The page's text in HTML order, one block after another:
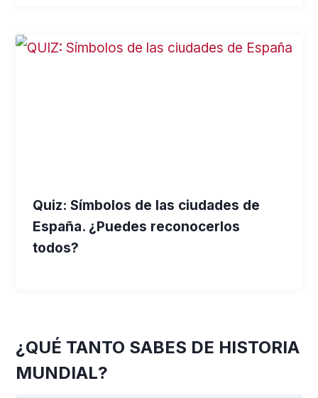
Quiz: Símbolos de las ciudades de
España. ¿Puedes reconocerlos
todos?
¿QUÉ TANTO SABES DE HISTORIA
MUNDIAL?